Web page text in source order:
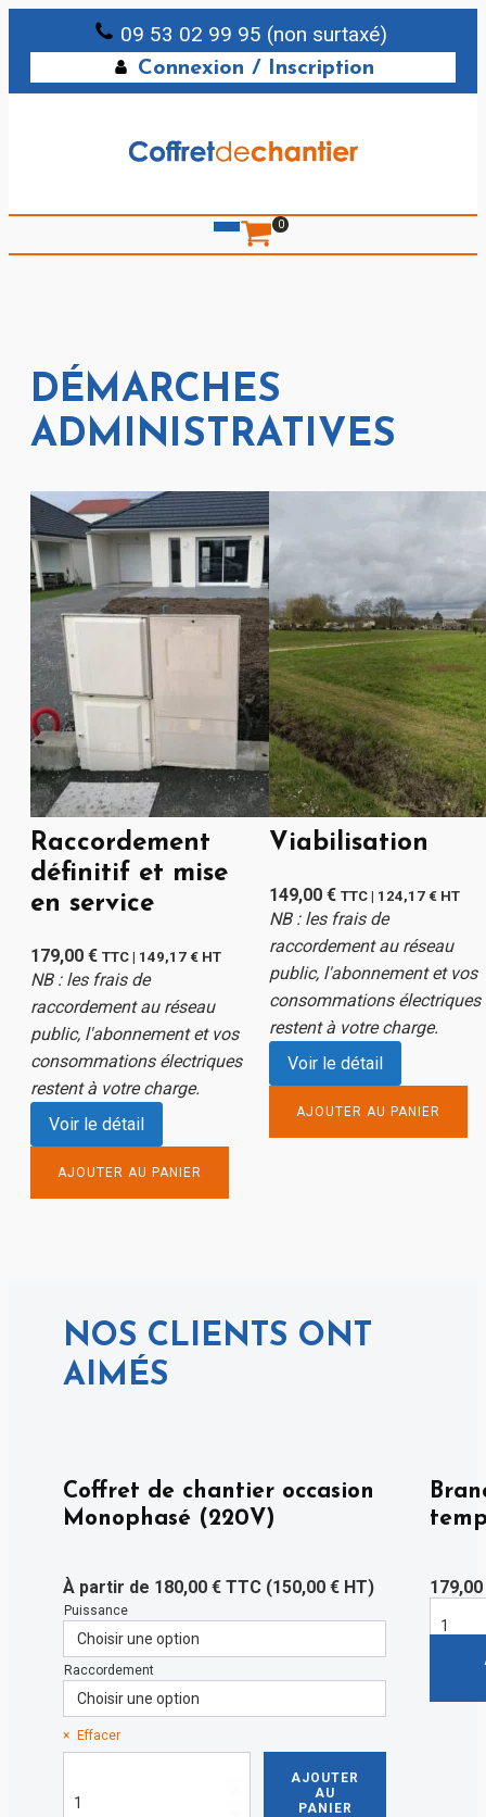
09 53 02 99 95 (non surtaxé)
Connexion / Inscription
0
DÉMARCHES
ADMINISTRATIVES
Raccordement
définitif et mise
en service
179,00 € TTC | 149,17 € HT
NB : les frais de
raccordement au réseau
public, l'abonnement et vos
consommations électriques
restent à votre charge.
Voir le détail
AJOUTER AU PANIER
Viabilisation
149,00 € TTC | 124,17 € HT
NB : les frais de
raccordement au réseau
public, l'abonnement et vos
consommations électriques
restent à votre charge.
Voir le détail
AJOUTER AU PANIER
NOS CLIENTS ONT
AIMÉS
Coffret de chantier occasion
Monophasé (220V)
À partir de 180,00 € TTC (150,00 € HT)
Puissance
Raccordement
Effacer
Coffret
AJOUTER
AU
PANIER
179,00